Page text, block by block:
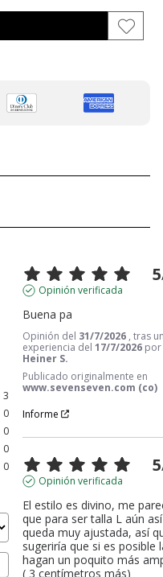
3
0
0
0
0
5
Opinión verificada
Buena pa
Opinión del 31/7/2026 , tras
experiencia del17/7/2026 por
Heiner S.
Publicado originalmente en
www.sevenseven.com (co)
Informe
5
Opinión verificada
El estilo es divino, me
que para ser talla L aún así
queda muy ajustada, así
sugeriría que si es posible
hagan un poquito más
( 3 centímetros más)